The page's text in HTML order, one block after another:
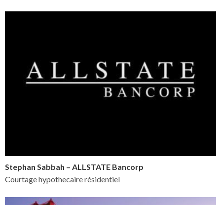
Stephan Sabbah – ALLSTATE Bancorp
Courtage hypothecaire résidentiel